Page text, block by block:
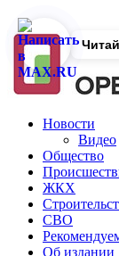
Новости
Видео
Общество
ЖКХ
СВО
Об издании